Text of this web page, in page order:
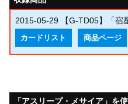
2015-05-29 【G-TD05】「宿
カードリスト 商品ページ
「アスリープ・メサイア」を